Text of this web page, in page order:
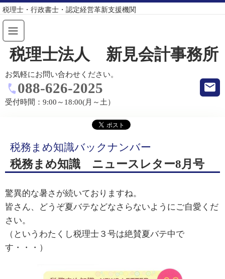
税理士・行政書士・認定経営革新支援機関
税理士法人 新見会計事務所
お気軽にお問い合わせください。
088-626-2025
受付時間： 9:00～18:00(月～土）
税務まめ知識バックナンバー
税務まめ知識 ニュースレター8月号
驚異的な暑さが続いておりますね。
皆さん、どうぞ夏バテなどなさらないようにご自愛くだ
さい。
（というわたくし税理士３号は絶賛夏バテ中で
す・・・）